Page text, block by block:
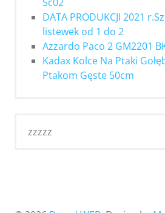
DATA PRODUKCJI 2021
listewek od 1 do 2
Azzardo Paco 2 GM2201
Kadax Kolce Na Ptaki
Ptakom Gęste 50cm
zzzzz